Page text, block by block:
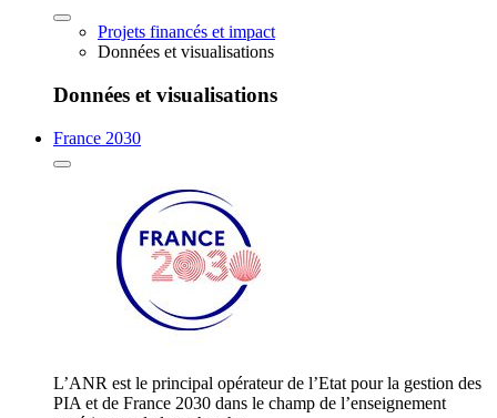
Projets financés et impact
Données et visualisations
Données et visualisations
France 2030
L’ANR est le principal opérateur de l’Etat pour la gestion des
PIA et de France 2030 dans le champ de l’enseignement